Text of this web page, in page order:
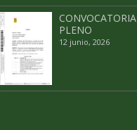
CONVOCATORIA
PLENO
12 junio, 2026